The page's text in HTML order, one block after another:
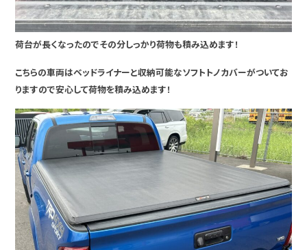
荷台が長くなったのでその分しっかり荷物も積み込めます！
こちらの車両はベッドライナーと収納可能なソフトトノカバーがついてお
りますので安心して荷物を積み込めます！